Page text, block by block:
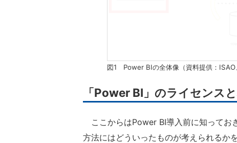
図1 Power BIの全体像（資料提供：ISAO
「Power BI」のライセンス
ここからはPower BI導入前に知ってお
方法にはどういったものが考えられるか